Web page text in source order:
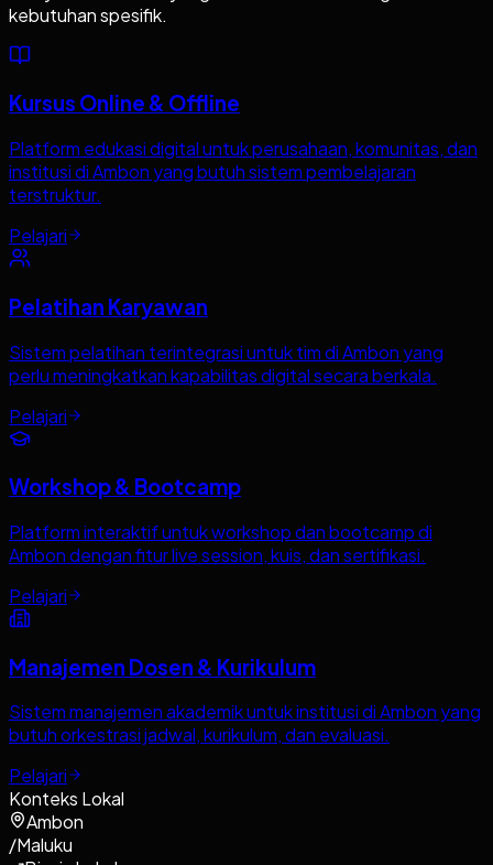
kebutuhan spesifik.
Kursus Online & Offline
Platform edukasi digital untuk perusahaan, komunitas, dan
institusi di Ambon yang butuh sistem pembelajaran
terstruktur.
Pelajari
Pelatihan Karyawan
Sistem pelatihan terintegrasi untuk tim di Ambon yang
perlu meningkatkan kapabilitas digital secara berkala.
Pelajari
Workshop & Bootcamp
Platform interaktif untuk workshop dan bootcamp di
Ambon dengan fitur live session, kuis, dan sertifikasi.
Pelajari
Manajemen Dosen & Kurikulum
Sistem manajemen akademik untuk institusi di Ambon yang
butuh orkestrasi jadwal, kurikulum, dan evaluasi.
Pelajari
Konteks Lokal
Ambon
/Maluku